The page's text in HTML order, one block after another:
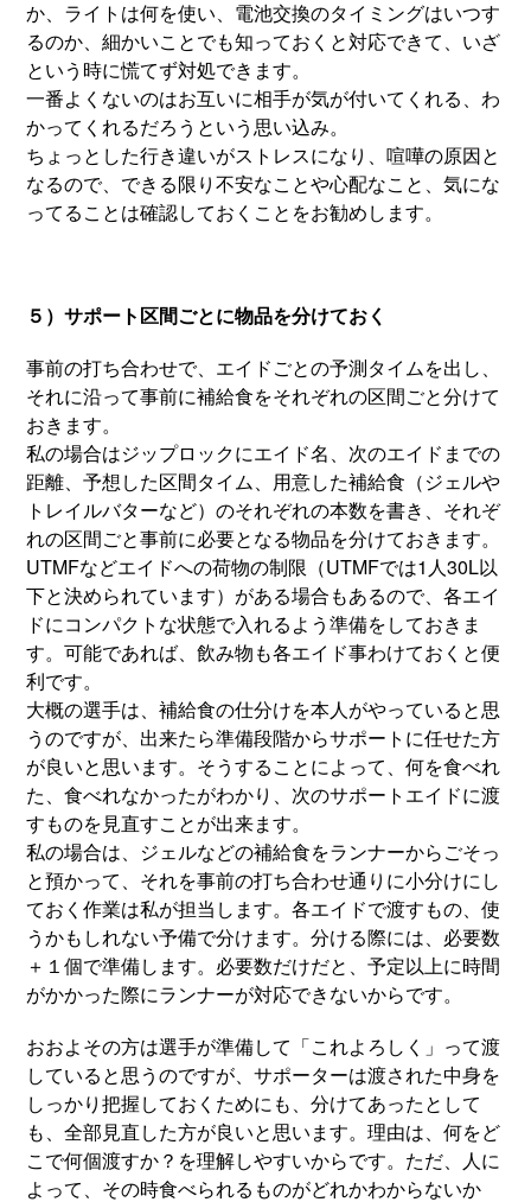
か、ライトは何を使い、電池交換のタイミングはいつす
るのか、細かいことでも知っておくと対応できて、いざ
という時に慌てず対処できます。
一番よくないのはお互いに相手が気が付いてくれる、わ
かってくれるだろうという思い込み。
ちょっとした行き違いがストレスになり、喧嘩の原因と
なるので、できる限り不安なことや心配なこと、気にな
ってることは確認しておくことをお勧めします。
５）サポート区間ごとに物品を分けておく
事前の打ち合わせで、エイドごとの予測タイムを出し、
それに沿って事前に補給食をそれぞれの区間ごと分けて
おきます。
私の場合はジップロックにエイド名、次のエイドまでの
距離、予想した区間タイム、用意した補給食（ジェルや
トレイルバターなど）のそれぞれの本数を書き、それぞ
れの区間ごと事前に必要となる物品を分けておきます。
UTMFなどエイドへの荷物の制限（UTMFでは1人30L以
下と決められています）がある場合もあるので、各エイ
ドにコンパクトな状態で入れるよう準備をしておきま
す。可能であれば、飲み物も各エイド事わけておくと便
利です。
大概の選手は、補給食の仕分けを本人がやっていると思
うのですが、出来たら準備段階からサポートに任せた方
が良いと思います。そうすることによって、何を食べれ
た、食べれなかったがわかり、次のサポートエイドに渡
すものを見直すことが出来ます。
私の場合は、ジェルなどの補給食をランナーからごそっ
と預かって、それを事前の打ち合わせ通りに小分けにし
ておく作業は私が担当します。各エイドで渡すもの、使
うかもしれない予備で分けます。分ける際には、必要数
＋１個で準備します。必要数だけだと、予定以上に時間
がかかった際にランナーが対応できないからです。
おおよその方は選手が準備して「これよろしく」って渡
していると思うのですが、サポーターは渡された中身を
しっかり把握しておくためにも、分けてあったとして
も、全部見直した方が良いと思います。理由は、何をど
こで何個渡すか？を理解しやすいからです。ただ、人に
よって、その時食べられるものがどれかわからないか